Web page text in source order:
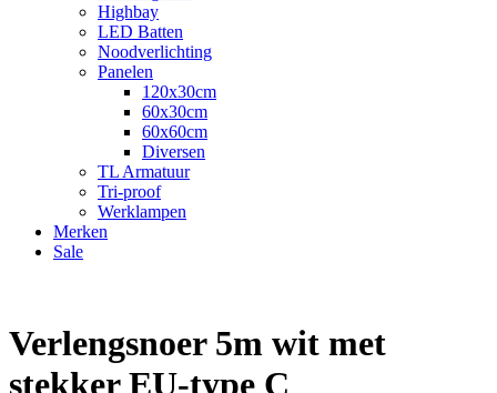
Highbay
LED Batten
Noodverlichting
Panelen
120x30cm
60x30cm
60x60cm
Diversen
TL Armatuur
Tri-proof
Werklampen
Merken
Sale
Verlengsnoer 5m wit met
stekker EU-type C